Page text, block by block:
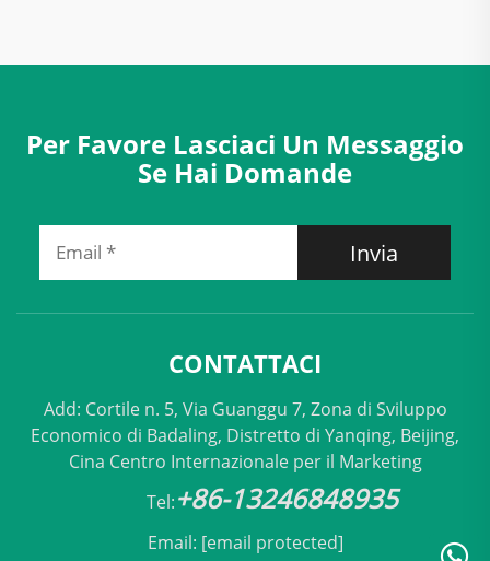
Per Favore Lasciaci Un Messaggio
Se Hai Domande
Invia
CONTATTACI
Add: Cortile n. 5, Via Guanggu 7, Zona di Sviluppo
Economico di Badaling, Distretto di Yanqing, Beijing,
Cina Centro Internazionale per il Marketing
Tel:+86-13246848935
Email: [email protected]